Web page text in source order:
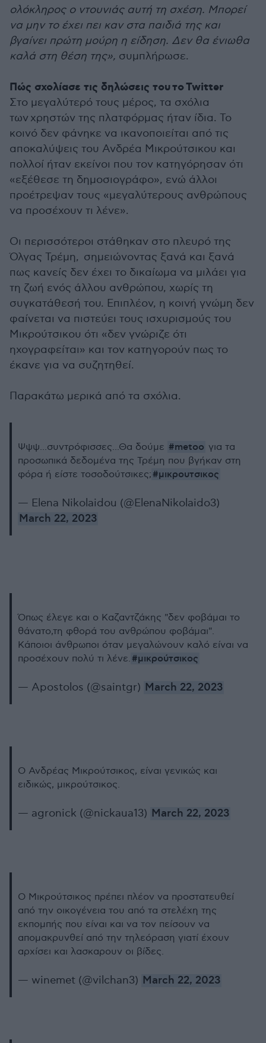
ολόκληρος ο ντουνιάς αυτή τη σχέση. Μπορεί
να μην το έχει πει καν στα παιδιά της και
βγαίνει πρώτη μούρη η είδηση. Δεν θα ένιωθα
καλά στη θέση της», συμπλήρωσε.
Πώς σχολίασε τις δηλώσεις του το Twitter
Στο μεγαλύτερό τους μέρος, τα σχόλια
των χρηστών της πλατφόρμας ήταν ίδια. Το
κοινό δεν φάνηκε να ικανοποιείται από τις
αποκαλύψεις του Ανδρέα Μικρούτσικου και
πολλοί ήταν εκείνοι που τον κατηγόρησαν ότι
«εξέθεσε τη δημοσιογράφο», ενώ άλλοι
προέτρεψαν τους «μεγαλύτερους ανθρώπους
να προσέχουν τι λένε».
Οι περισσότεροι στάθηκαν στο πλευρό της
Όλγας Τρέμη, σημειώνοντας ξανά και ξανά
πως κανείς δεν έχει το δικαίωμα να μιλάει για
τη ζωή ενός άλλου ανθρώπου, χωρίς τη
συγκατάθεσή του. Επιπλέον, η κοινή γνώμη δεν
φαίνεται να πιστεύει τους ισχυρισμούς του
Μικρούτσικου ότι «δεν γνώριζε ότι
ηχογραφείται» και τον κατηγορούν πως το
έκανε για να συζητηθεί.
Παρακάτω μερικά από τα σχόλια.
Ψψψ...συντρόφισσες...Θα δούμε #metoo για τα
προσωπικά δεδομένα της Τρέμη που βγήκαν στη
φόρα ή είστε τοσοδούτσικες; #μικρουτσικος
— Elena Nikolaidou (@ElenaNikolaido3)
March 22, 2023
Όπως έλεγε και ο Καζαντζάκης "δεν φοβάμαι το
θάνατο,τη φθορά του ανθρώπου φοβάμαι".
Κάποιοι άνθρωποι όταν μεγαλώνουν καλό είναι να
προσέχουν πολύ τι λένε. #μικρούτσικος
— Apostolos (@saintgr) March 22, 2023
Ο Ανδρέας Μικρούτσικος, είναι γενικώς και
ειδικώς, μικρούτσικος.
— agronick (@nickaua13) March 22, 2023
Ο Μικρούτσικος πρέπει πλέον να προστατευθεί
από την οικογένεια του από τα στελέχη της
εκπομπής που είναι και να τον πείσουν να
απομακρυνθεί από την τηλεόραση γιατί έχουν
αρχίσει και λασκαρουν οι βίδες.
— winemet (@vilchan3) March 22, 2023